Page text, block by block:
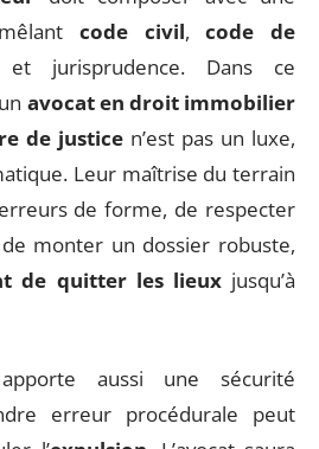
code civil,code de
et jurisprudence. Dans ce
avocat en droit immobilier
de justice n’est pas un luxe,
Leur maîtrise du terrain
de forme, de respecter
monter un dossier robuste,
de quitter les lieuxjusqu’à
aussi une sécurité
erreur procédurale peut